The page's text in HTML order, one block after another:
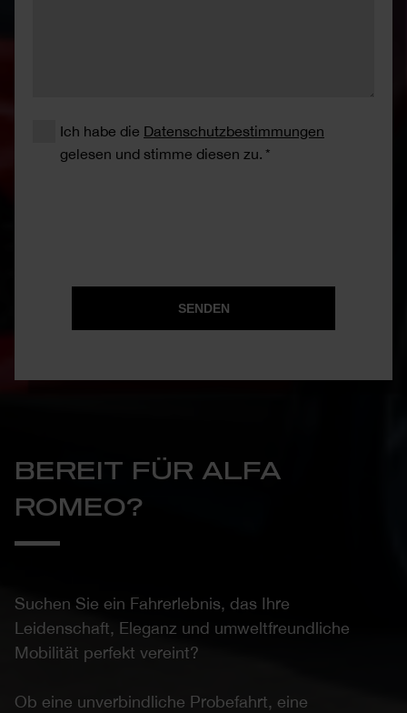
Ich habe die Datenschutzbestimmungen
gelesen und stimme diesen zu.
SENDEN
BEREIT FÜR ALFA
ROMEO?
Suchen Sie ein Fahrerlebnis, das Ihre
Leidenschaft, Eleganz und umweltfreundliche
Mobilität perfekt vereint?
Ob eine unverbindliche Probefahrt, eine